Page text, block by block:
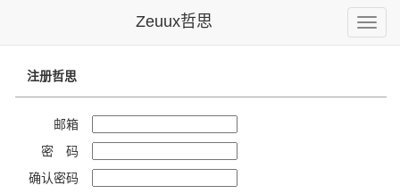
Toggle
Zeuux哲思
注册哲思
邮箱
密 码
确认密码